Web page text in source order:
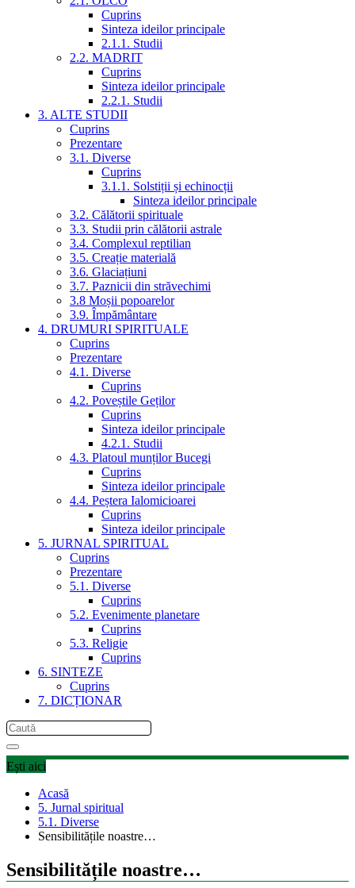
Cuprins
Sinteza ideilor principale
2.1.1. Studii
2.2. MADRIT
Cuprins
Sinteza ideilor principale
2.2.1. Studii
3. ALTE STUDII
Cuprins
Prezentare
3.1. Diverse
Cuprins
3.1.1. Solstiții și echinocții
Sinteza ideilor principale
3.2. Călătorii spirituale
3.3. Studii prin călătorii astrale
3.4. Complexul reptilian
3.5. Creație materială
3.6. Glaciațiuni
3.7. Paznicii din străvechimi
3.8 Moșii popoarelor
3.9. Împământare
4. DRUMURI SPIRITUALE
Cuprins
Prezentare
4.1. Diverse
Cuprins
4.2. Poveștile Geților
Cuprins
Sinteza ideilor principale
4.2.1. Studii
4.3. Platoul munților Bucegi
Cuprins
Sinteza ideilor principale
4.4. Peștera Ialomicioarei
Cuprins
Sinteza ideilor principale
5. JURNAL SPIRITUAL
Cuprins
Prezentare
5.1. Diverse
Cuprins
5.2. Evenimente planetare
Cuprins
5.3. Religie
Cuprins
6. SINTEZE
Cuprins
7. DICȚIONAR
Ești aici
Acasă
5. Jurnal spiritual
5.1. Diverse
Sensibilitățile noastre…
Sensibilitățile noastre…